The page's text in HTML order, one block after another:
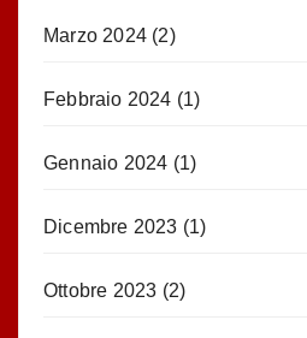
Marzo 2024 (2)
Febbraio 2024 (1)
Gennaio 2024 (1)
Dicembre 2023 (1)
Ottobre 2023 (2)